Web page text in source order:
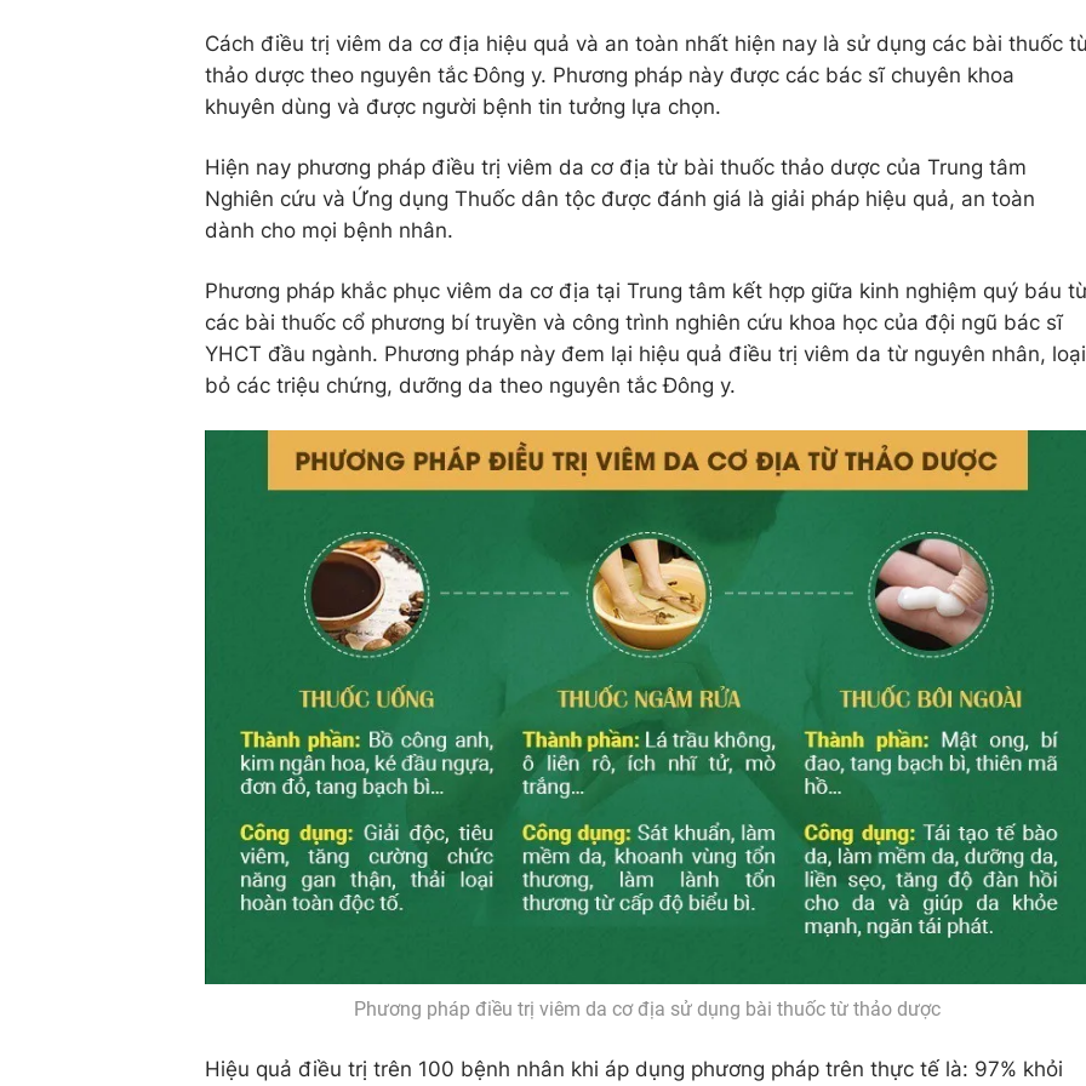
Cách điều trị viêm da cơ địa hiệu quả và an toàn nhất hiện nay là sử dụng các bài thuốc
thảo dược theo nguyên tắc Đông y. Phương pháp này được các bác sĩ chuyên khoa
khuyên dùng và được người bệnh tin tưởng lựa chọn.
Hiện nay phương pháp điều trị viêm da cơ địa từ bài thuốc thảo dược của Trung tâm
Nghiên cứu và Ứng dụng Thuốc dân tộc được đánh giá là giải pháp hiệu quả, an toàn
dành cho mọi bệnh nhân.
Phương pháp khắc phục viêm da cơ địa tại Trung tâm kết hợp giữa kinh nghiệm quý báu
các bài thuốc cổ phương bí truyền và công trình nghiên cứu khoa học của đội ngũ bác sĩ
YHCT đầu ngành. Phương pháp này đem lại hiệu quả điều trị viêm da từ nguyên nhân, loại
bỏ các triệu chứng, dưỡng da theo nguyên tắc Đông y.
Phương pháp điều trị viêm da cơ địa sử dụng bài thuốc từ thảo dược
Hiệu quả điều trị trên 100 bệnh nhân khi áp dụng phương pháp trên thực tế là: 97% khỏi